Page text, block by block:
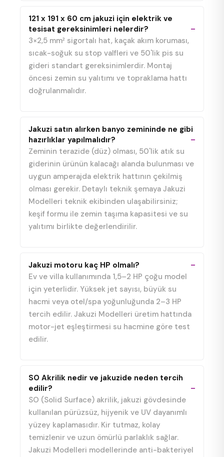
121 x 191 x 60 cm jakuzi için elektrik ve
tesisat gereksinimleri nelerdir?
3×2,5 mm² sigortalı hat, kaçak akım koruması,
sıcak-soğuk su stop valfleri ve 50'lik pis su
gideri standart gereksinimlerdir. Montaj
öncesi zemin su yalıtımı ve topraklama hattı
doğrulanmalıdır.
Jakuzi satın alırken banyo zemininde ne gibi
hazırlıklar yapılmalıdır?
Zeminin terazide (düz) olması, 50'lik atık su
giderinin ürünün kalacağı alanda bulunması ve
uygun amperajda elektrik hattının çekilmiş
olması gerekir. Detaylı teknik şemaya Jakuzi
Modelleri teknik ekibinden ulaşabilirsiniz;
keşif formu ile zemin taşıma kapasitesi ve su
yalıtımı birlikte değerlendirilir.
Jakuzi motoru kaç HP olmalı?
Ev ve villa kullanımında 1,5–2 HP çoğu model
için yeterlidir. Yüksek jet sayısı, büyük su
hacmi veya otel/spa yoğunluğunda 2–3 HP
tercih edilir. Jakuzi Modelleri üretim hattında
motor-jet eşleştirmesi su hacmine göre test
edilir.
SO Akrilik nedir ve jakuzide neden tercih
edilir?
SO (Solid Surface) akrilik, jakuzi gövdesinde
kullanılan pürüzsüz, hijyenik ve UV dayanımlı
yüzey kaplamasıdır. Kir tutmaz, kolay
temizlenir ve uzun ömürlü parlaklık sağlar.
Jakuzi Modelleri modellerinde anti-bakteriyel